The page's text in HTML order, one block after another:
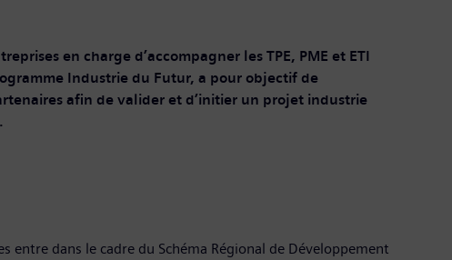
en charge d’accompagner les TPE, PME et ETI
Industrie du Futur, a pour objectif de
afin de valider et d’initier un projet industrie
dans le cadre du Schéma Régional de Développement